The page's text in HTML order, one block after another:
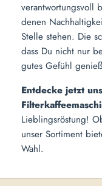
verantwortungsvoll
denen
Stelle stehen. Die
dass Du nicht nur
gutes Gefühl
Entdecke jetzt
Lieblingsröstung!
unser Sortiment
Wahl.